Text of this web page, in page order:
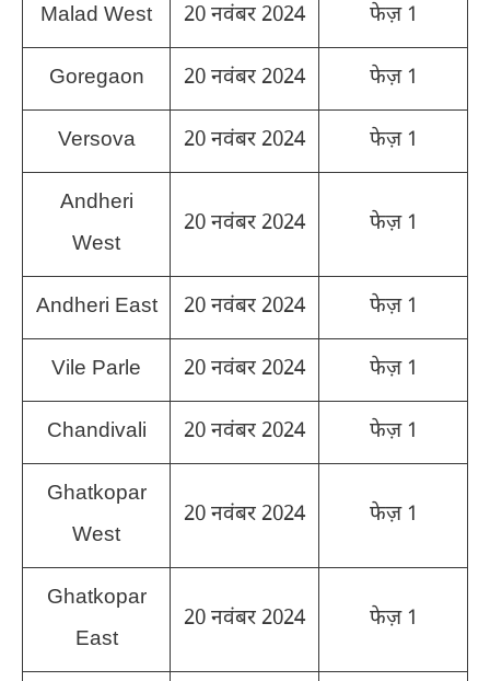
Malad West 20 नवंबर 2024 फेज़ 1
Goregaon 20 नवंबर 2024 फेज़ 1
Versova 20 नवंबर 2024 फेज़ 1
Andheri
West
20 नवंबर 2024 फेज़ 1
Andheri East 20 नवंबर 2024 फेज़ 1
Vile Parle 20 नवंबर 2024 फेज़ 1
Chandivali 20 नवंबर 2024 फेज़ 1
Ghatkopar
West
20 नवंबर 2024 फेज़ 1
Ghatkopar
East
20 नवंबर 2024 फेज़ 1